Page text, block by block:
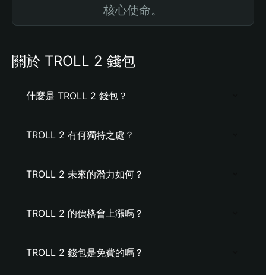
核心使命。
關於 TROLL 2 錢包
什麼是 TROLL 2 錢包？
TROLL 2 有何獨特之處？
TROLL 2 未來的潛力如何？
TROLL 2 的價格會上漲嗎？
TROLL 2 錢包是免費的嗎？